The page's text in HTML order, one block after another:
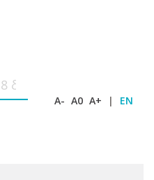
A- A0 A+ | EN